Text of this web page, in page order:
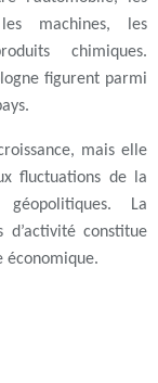
machines, les
chimiques.
figurent parmi
mais elle
fluctuations de la
La
d’activité constitue
économique.